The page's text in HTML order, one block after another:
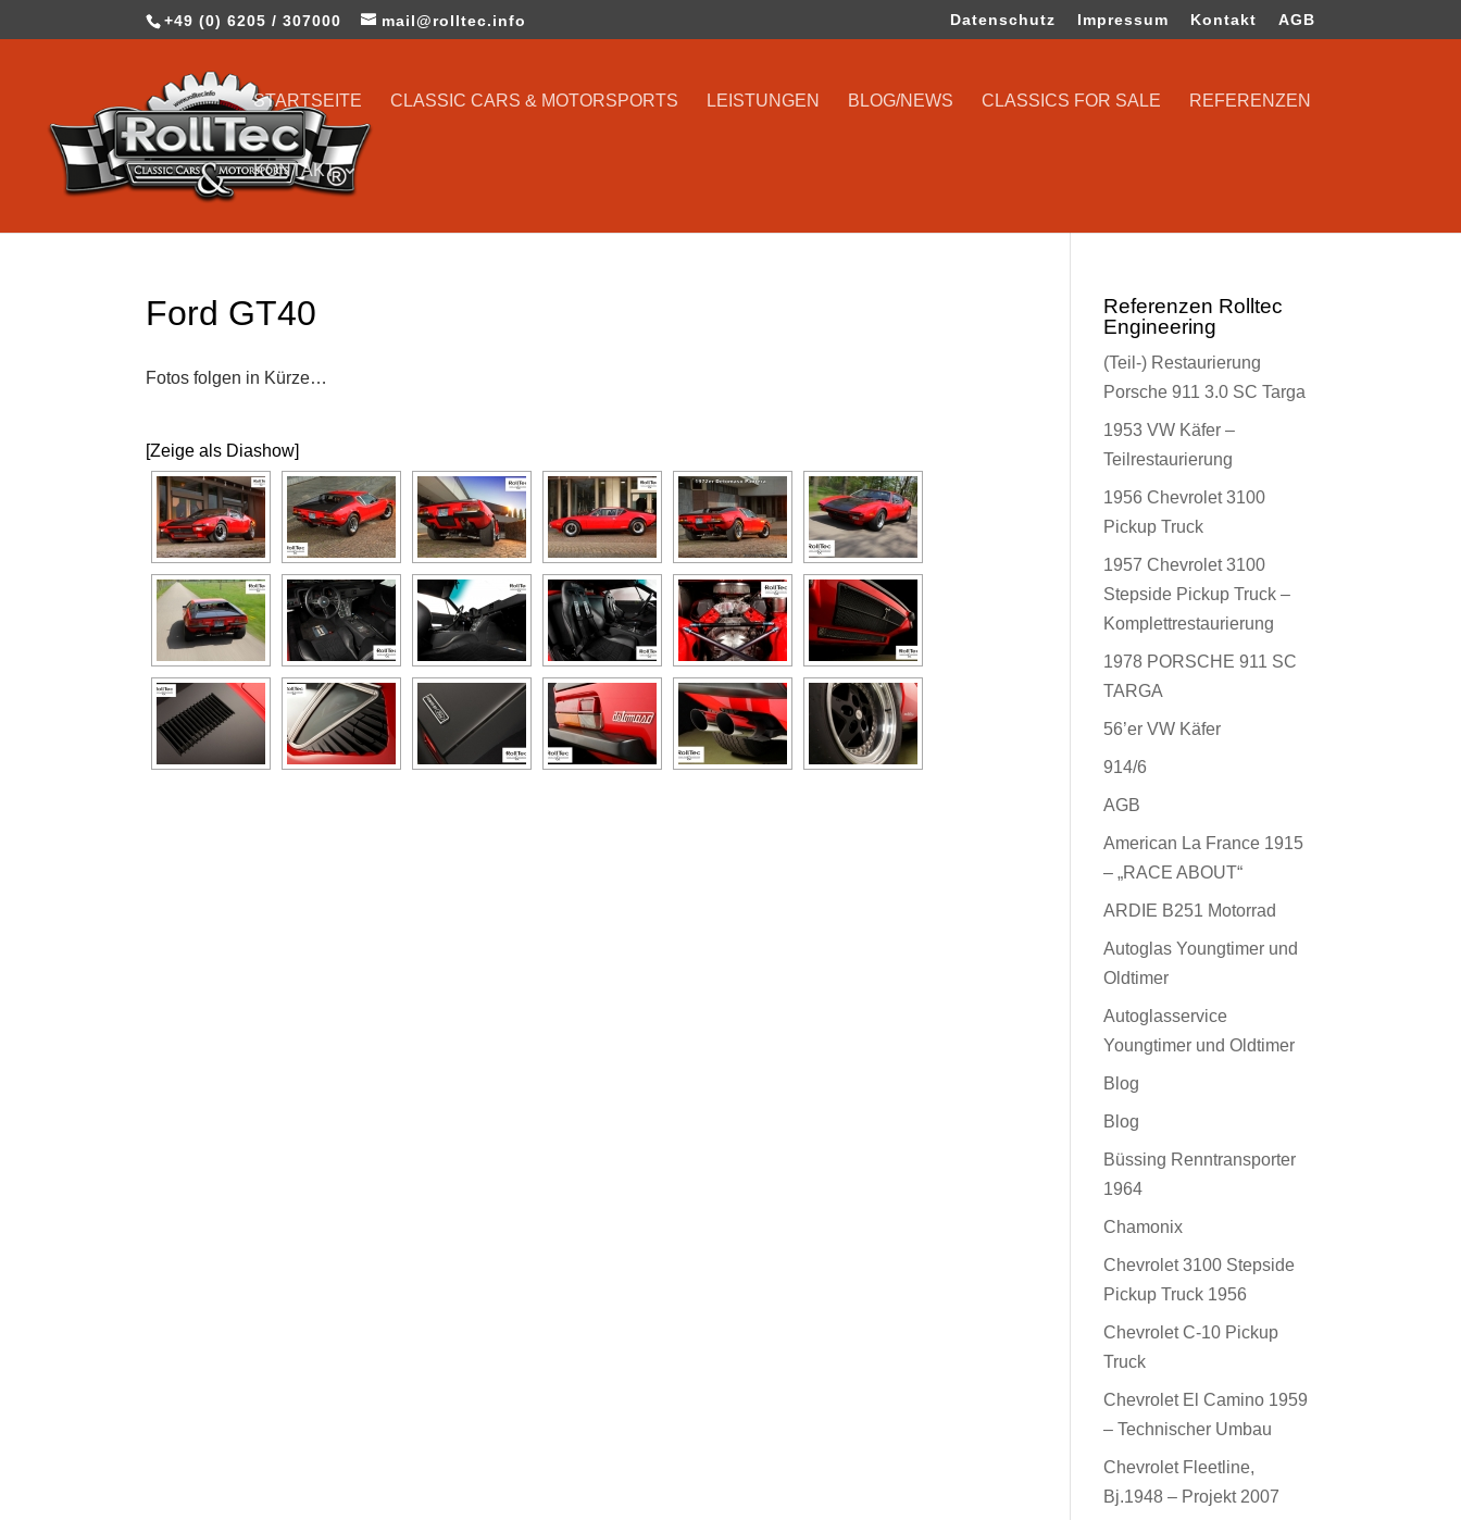
+49 (0) 6205 / 307000 mail@rolltec.info Datenschutz Impressum Kontakt AGB
STARTSEITE CLASSIC CARS & MOTORSPORTS LEISTUNGEN BLOG/NEWS CLASSICS FOR SALE REFERENZEN
KONTAKT
Ford GT40
Fotos folgen in Kürze…
[Zeige als Diashow]
Referenzen Rolltec
Engineering
(Teil-) Restaurierung
Porsche 911 3.0 SC Targa
1953 VW Käfer –
Teilrestaurierung
1956 Chevrolet 3100
Pickup Truck
1957 Chevrolet 3100
Stepside Pickup Truck –
Komplettrestaurierung
1978 PORSCHE 911 SC
TARGA
56’er VW Käfer
914/6
AGB
American La France 1915
– „RACE ABOUT“
ARDIE B251 Motorrad
Autoglas Youngtimer und
Oldtimer
Autoglasservice
Youngtimer und Oldtimer
Blog
Blog
Büssing Renntransporter
1964
Chamonix
Chevrolet 3100 Stepside
Pickup Truck 1956
Chevrolet C-10 Pickup
Truck
Chevrolet El Camino 1959
– Technischer Umbau
Chevrolet Fleetline,
Bj.1948 – Projekt 2007